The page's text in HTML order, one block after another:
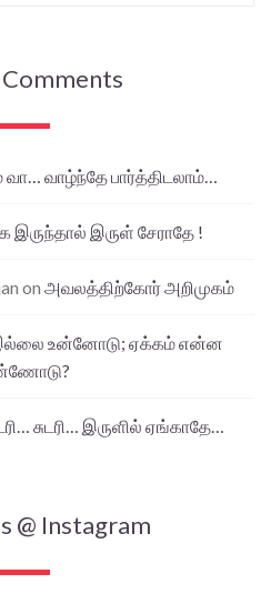
வாழ்ந்தே பார்த்திடலாம்…
இருந்தால் இருள் சேராதே !
on அவலத்திற்கோர் அறிமுகம்
உன்னோடு; ஏக்கம் என்ன
சுடரி… இருளில் ஏங்காதே…
@ Instagram